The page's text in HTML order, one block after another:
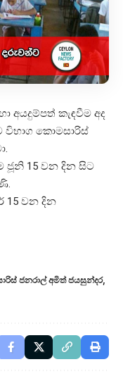
අයදුම්පත් කැඳවීම අද
විභාග කොමසාරිස්
ජූනි 15 වන දින සිට
15 වන දින
ජනරාල් අමිත් ජයසුන්දර